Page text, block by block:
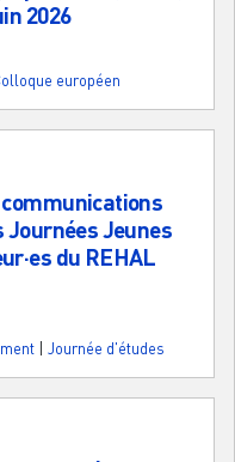
2026
européen
communications
Journées Jeunes
du REHAL
Journée d'études